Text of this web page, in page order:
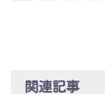
関連記事